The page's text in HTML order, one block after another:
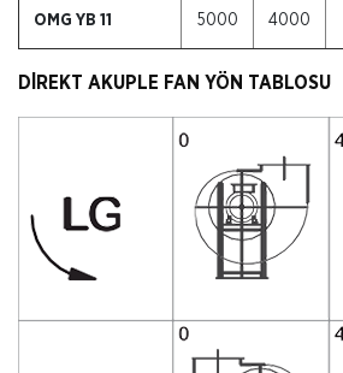
OMG YB 11 5000 4000
DİREKT AKUPLE FAN YÖN TABLOSU